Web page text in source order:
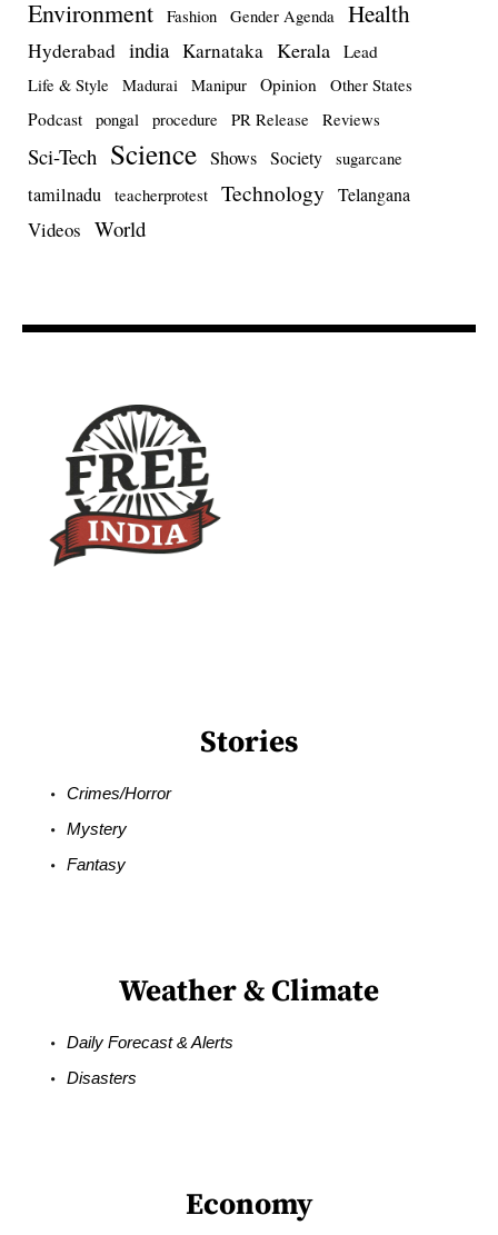
Environment Fashion Gender Agenda Health
Hyderabad india Karnataka Kerala Lead
Life & Style Madurai Manipur Opinion Other States
Podcast pongal procedure PR Release Reviews
Sci-Tech Science Shows Society sugarcane
tamilnadu teacherprotest Technology Telangana
Videos World
Stories
Crimes/Horror
Mystery
Fantasy
Weather & Climate
Daily Forecast & Alerts
Disasters
Economy